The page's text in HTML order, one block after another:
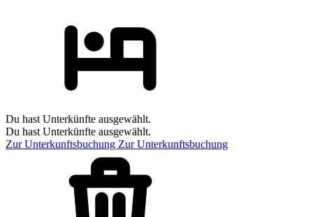
Du hast Unterkünfte ausgewählt.
Du hast Unterkünfte ausgewählt.
Zur Unterkunftsbuchung Zur Unterkunftsbuchung